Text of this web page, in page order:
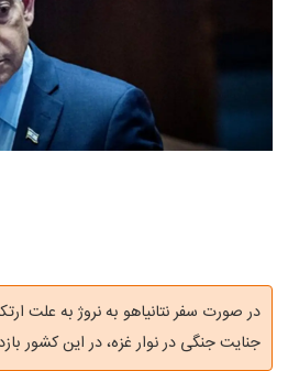
در صورت سفر نتانیاهو به نروژ به علت
جنایت جنگی در نوار غزه، در این کشور